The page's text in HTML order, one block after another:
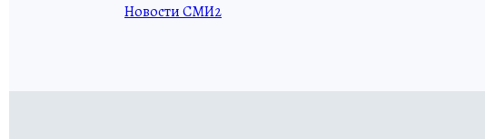
Новости СМИ2